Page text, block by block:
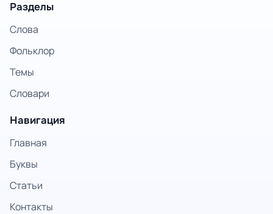
Разделы
Слова
Фольклор
Темы
Словари
Навигация
Главная
Буквы
Статьи
Контакты